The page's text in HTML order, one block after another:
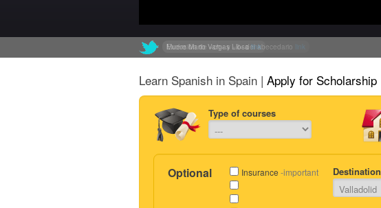
Muere Mario Vargas Llosalink
Exclusión de «ch» y «ll» del abecedario link
Learn Spanish in Spain | Apply for Scholarship
Type of courses
Optional Insurance -important Destination